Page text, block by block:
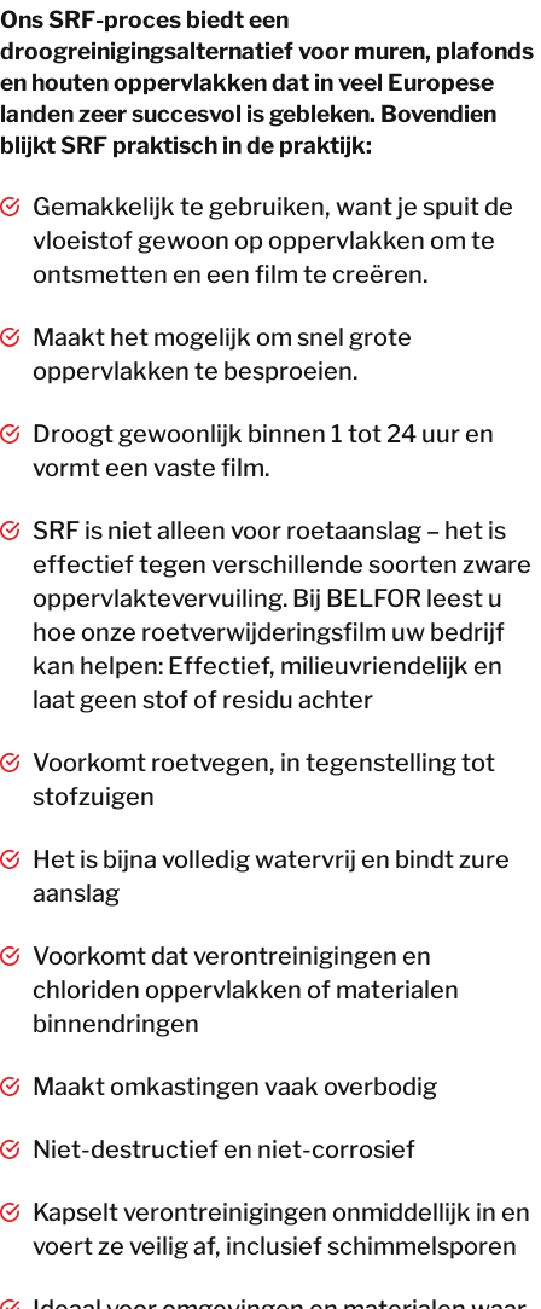
Ons SRF-proces biedt een
droogreinigingsalternatief voor muren, plafonds
en houten oppervlakken dat in veel Europese
landen zeer succesvol is gebleken. Bovendien
blijkt SRF praktisch in de praktijk:
Gemakkelijk te gebruiken, want je spuit de
vloeistof gewoon op oppervlakken om te
ontsmetten en een film te creëren.
Maakt het mogelijk om snel grote
oppervlakken te besproeien.
Droogt gewoonlijk binnen 1 tot 24 uur en
vormt een vaste film.
SRF is niet alleen voor roetaanslag – het is
effectief tegen verschillende soorten zware
oppervlaktevervuiling. Bij BELFOR leest u
hoe onze roetverwijderingsfilm uw bedrijf
kan helpen: Effectief, milieuvriendelijk en
laat geen stof of residu achter
Voorkomt roetvegen, in tegenstelling tot
stofzuigen
Het is bijna volledig watervrij en bindt zure
aanslag
Voorkomt dat verontreinigingen en
chloriden oppervlakken of materialen
binnendringen
Maakt omkastingen vaak overbodig
Niet-destructief en niet-corrosief
Kapselt verontreinigingen onmiddellijk in en
voert ze veilig af, inclusief schimmelsporen